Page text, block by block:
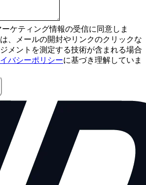
ケティング情報の受信に同意しま
、メールの開封やリンクのクリックな
メントを測定する技術が含まれる場合
バシーポリシーに基づき理解していま